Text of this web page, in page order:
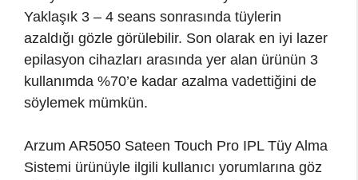
Yaklaşık 3 – 4 seans sonrasında tüylerin
azaldığı gözle görülebilir. Son olarak en iyi lazer
epilasyon cihazları arasında yer alan ürünün 3
kullanımda %70’e kadar azalma vadettiğini de
söylemek mümkün.
Arzum AR5050 Sateen Touch Pro IPL Tüy Alma
Sistemi ürünüyle ilgili kullanıcı yorumlarına göz